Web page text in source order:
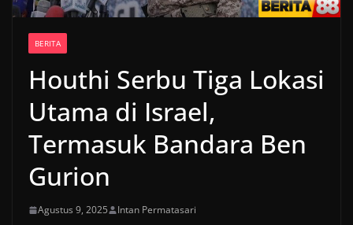
BERITA
Houthi Serbu Tiga Lokasi
Utama di Israel,
Termasuk Bandara Ben
Gurion
Agustus 9, 2025 Intan Permatasari